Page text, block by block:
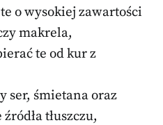
o wysokiej zawartości
makrela,
te od kur z
ser, śmietana oraz
tłuszczu,